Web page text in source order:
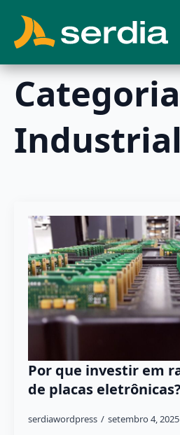
Por que investir em
de placas eletrônicas?
serdiawordpress setembro 4, 2025